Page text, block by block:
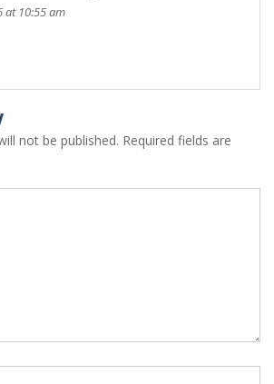
at 10:55 am
not be published. Required fields are